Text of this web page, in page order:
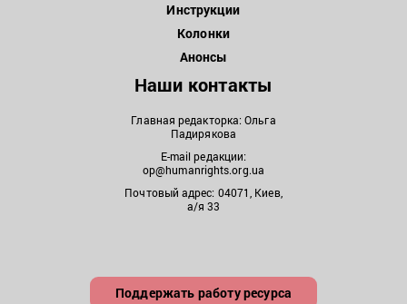
Инструкции
Колонки
Анонсы
Наши контакты
Главная редакторка: Ольга
Падирякова
E-mail редакции:
op@humanrights.org.ua
Почтовый адрес: 04071, Киев,
а/я 33
Поддержать работу ресурса